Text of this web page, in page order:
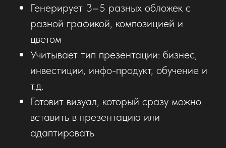
Генерирует 3–5 разных обложек с
разной графикой, композицией и
цветом
Учитывает тип презентации: бизнес,
инвестиции, инфо-продукт, обучение и
т.д.
Готовит визуал, который сразу можно
вставить в презентацию или
адаптировать